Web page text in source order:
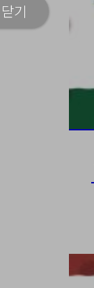
닫기